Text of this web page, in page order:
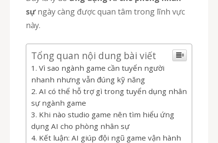
sựngày càng được quan tâm trong lĩnh vực
này.
Tổng quan nội dung bài viết
Vì sao ngành game cần tuyển người
nhanh nhưng vẫn đúng kỹ năng
AI có thể hỗ trợ gì trong tuyển dụng nhân
sự ngành game
Khi nào studio game nên tìm hiểu ứng
dụng AI cho phòng nhân sự
Kết luận: AI giúp đội ngũ game vận hành